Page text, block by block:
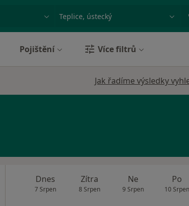
Město nebo region
Pojištění Více filtrů
Jak řadíme výsledky
Dnes
7 Srpen
Zítra
8 Srpen
Ne
9 Srpen
Po
10 Srpen